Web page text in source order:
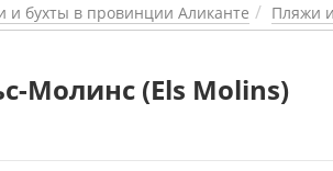
и бухты в провинции Аликанте Пляжи
Молинс (Els Molins)